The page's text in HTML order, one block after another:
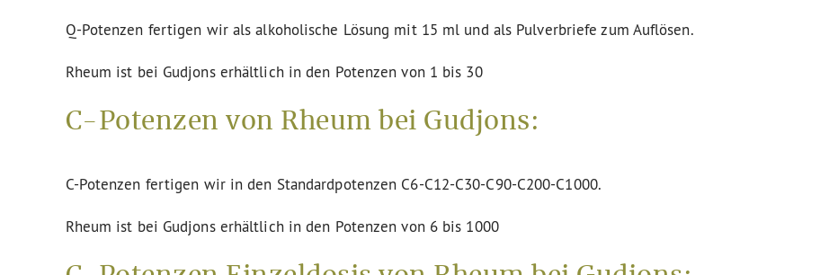
Q-Potenzen fertigen wir als alkoholische Lösung mit 15 ml und als Pulverbriefe zum Auflösen.
Rheum ist bei Gudjons erhältlich in den Potenzen von 1 bis 30
C-Potenzen von Rheum bei Gudjons:
C-Potenzen fertigen wir in den Standardpotenzen C6-C12-C30-C90-C200-C1000.
Rheum ist bei Gudjons erhältlich in den Potenzen von 6 bis 1000